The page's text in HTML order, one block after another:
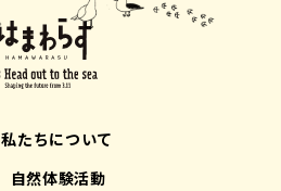
私たちについて
自然体験活動